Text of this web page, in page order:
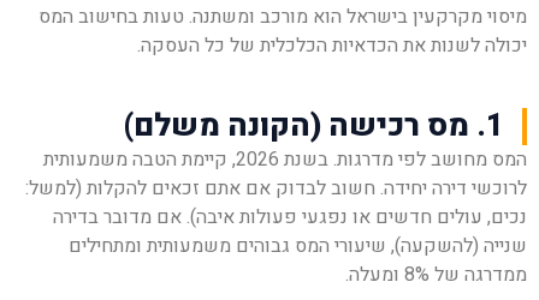
מיסוי מקרקעין בישראל הוא מורכב ומשתנה. טעות בחישוב המס
יכולה לשנות את הכדאיות הכלכלית של כל העסקה.
1. מס רכישה (הקונה משלם)
המס מחושב לפי מדרגות. בשנת 2026, קיימת הטבה משמעותית
לרוכשי דירה יחידה. חשוב לבדוק אם אתם זכאים להקלות (למשל:
נכים, עולים חדשים או נפגעי פעולות איבה). אם מדובר בדירה
שנייה (להשקעה), שיעורי המס גבוהים משמעותית ומתחילים
ממדרגה של 8% ומעלה.